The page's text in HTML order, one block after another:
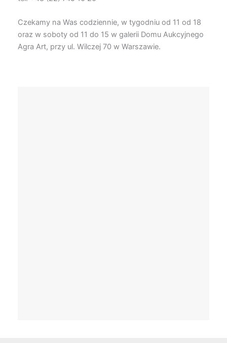
Czekamy na Was codziennie, w tygodniu od 11 od 18
oraz w soboty od 11 do 15 w galerii Domu Aukcyjnego
Agra Art, przy ul. Wilczej 70 w Warszawie.